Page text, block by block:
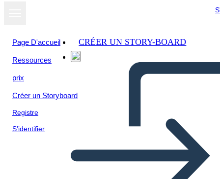
Page D'accueil
Ressources
prix
Créer un Storyboard
Registre
S'identifier
CRÉER UN STORY-BOARD